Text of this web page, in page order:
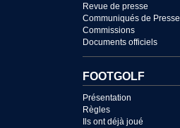
Revue de presse
Communiqués de Presse
Commissions
Documents officiels
FOOTGOLF
Présentation
Règles
Ils ont déjà joué